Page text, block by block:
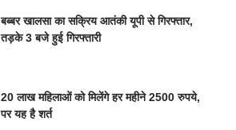
बब्बर खालसा का सक्रिय आतंकी यूपी से गिरफ्तार,
तड़के 3 बजे हुई गिरफ्तारी
20 लाख महिलाओं को मिलेंगे हर महीने 2500 रुपये,
पर यह है शर्त